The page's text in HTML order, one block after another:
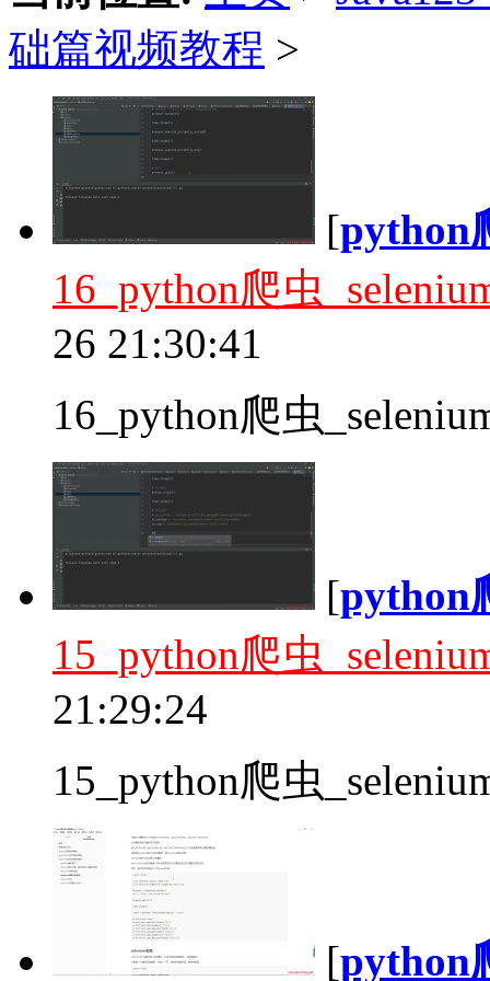
础篇视频教程 >
[python
16_python爬虫
26 21:30:41
16_python爬虫
[python
15_python爬虫
21:29:24
15_python爬虫
[python